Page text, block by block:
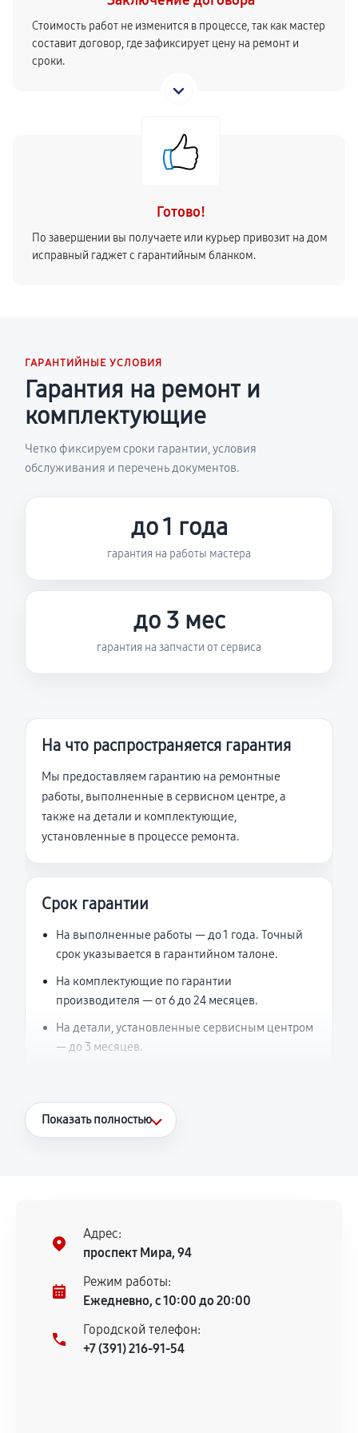
Стоимость работ не изменится в процессе, так как мастер
составит договор, где зафиксирует цену на ремонт и
сроки.
Готово!
По завершении вы получаете или курьер привозит на дом
исправный гаджет с гарантийным бланком.
ГАРАНТИЙНЫЕ УСЛОВИЯ
Гарантия на ремонт и
комплектующие
Четко фиксируем сроки гарантии, условия
обслуживания и перечень документов.
до 1 года
гарантия на работы мастера
до 3 мес
гарантия на запчасти от сервиса
На что распространяется гарантия
Мы предоставляем гарантию на ремонтные
работы, выполненные в сервисном центре, а
также на детали и комплектующие,
установленные в процессе ремонта.
Срок гарантии
На выполненные работы — до 1 года. Точный
срок указывается в гарантийном талоне.
На комплектующие по гарантии
производителя — от 6 до 24 месяцев.
На детали, установленные сервисным центром
— до 3 месяцев.
Что считается гарантийным случаем
нормальной эксплуатации в течение
гарантийного срока.
Несоответствие комплектующей заявленным
техническим характеристикам.
Документы для подтверждения
Показать полностью
Адрес:
проспект Мира, 94
Режим работы:
Ежедневно, с 10:00 до 20:00
Городской телефон:
+7 (391) 216-91-54